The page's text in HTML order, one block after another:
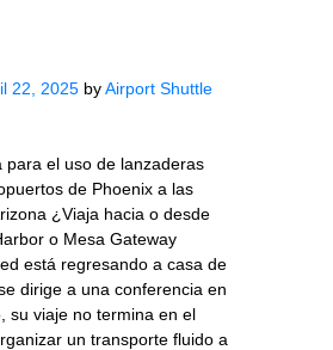
22, 2025 byAirport Shuttle
para el uso de lanzaderas
de Phoenix a las
¿Viaja hacia o desde
o Mesa Gateway
está regresando a casa de
dirige a una conferencia en
su viaje no termina en el
un transporte fluido a